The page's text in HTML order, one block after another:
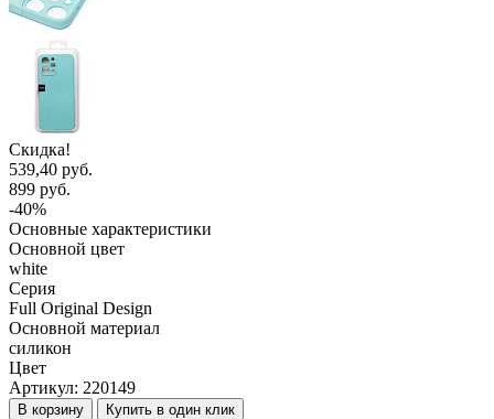
Скидка!
539,40 руб.
899 руб.
-40%
Основные характеристики
Основной цвет
white
Серия
Full Original Design
Основной материал
силикон
Цвет
Артикул: 220149
В корзину Купить в один клик